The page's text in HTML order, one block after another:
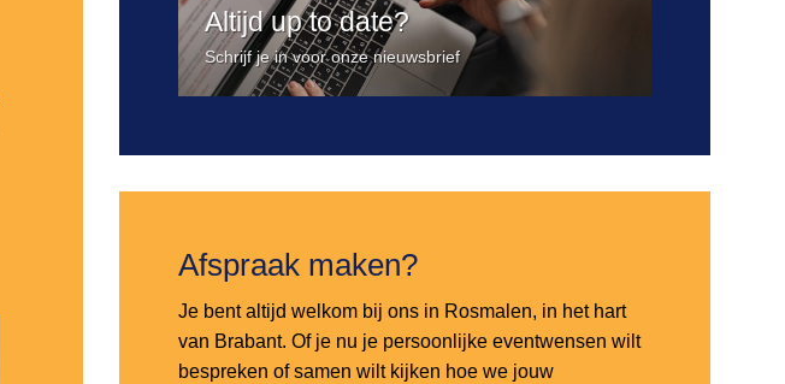
Altijd up to date?
Schrijf je in voor onze nieuwsbrief
Afspraak maken?
Je bent altijd welkom bij ons in Rosmalen, in het hart
van Brabant. Of je nu je persoonlijke eventwensen wilt
bespreken of samen wilt kijken hoe we jouw